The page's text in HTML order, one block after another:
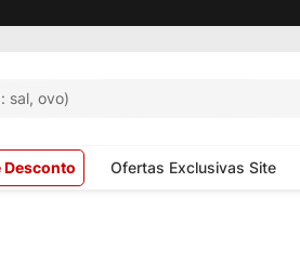
(ex.: sal, ovo)
Desconto Ofertas Exclusivas Site